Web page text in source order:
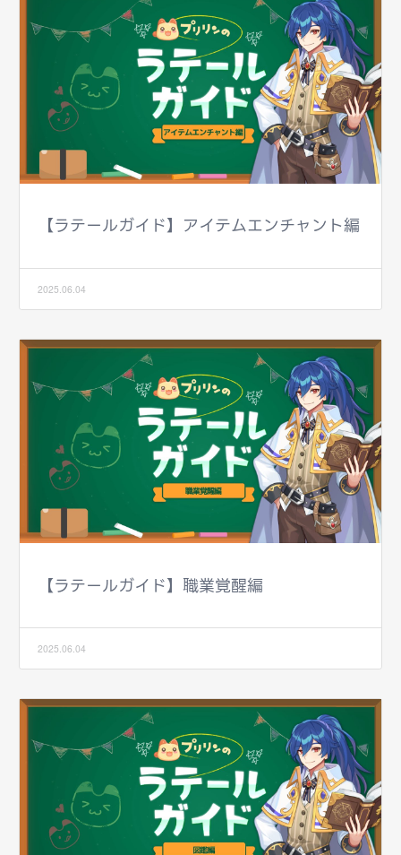
【ラテールガイド】アイテムエンチャント編
2025.06.04
【ラテールガイド】職業覚醒編
2025.06.04